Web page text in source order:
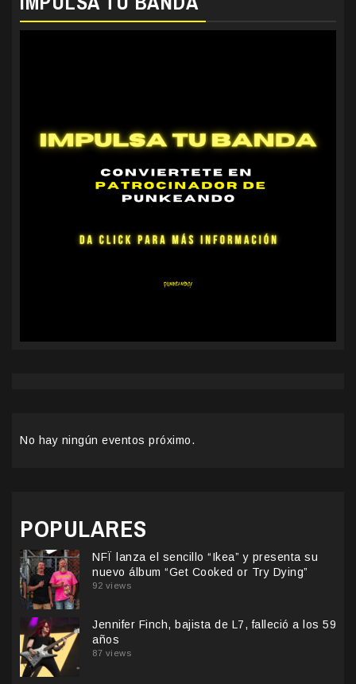
No hay ningún eventos próximo.
POPULARES
NFÏ lanza el sencillo “Ikea” y presenta su
nuevo álbum “Get Cooked or Try Dying”
92 views
Jennifer Finch, bajista de L7, falleció a los 59
años
87 views